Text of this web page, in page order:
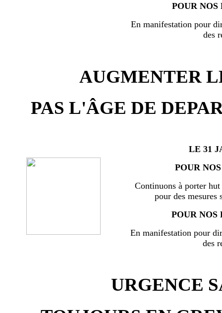
POUR
En manifestation pour
des
AUGMENTER
PAS L'ÂGE DE
LE 31
POUR
Continuons à porter
pour des mesures
POUR NOS
En manifestation pour
des
URGENCE